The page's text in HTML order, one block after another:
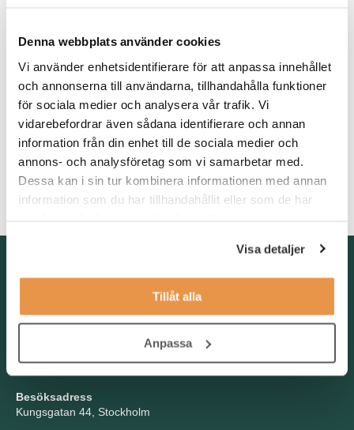
Denna webbplats använder cookies
Vi använder enhetsidentifierare för att anpassa innehållet
och annonserna till användarna, tillhandahålla funktioner
för sociala medier och analysera vår trafik. Vi
vidarebefordrar även sådana identifierare och annan
information från din enhet till de sociala medier och
annons- och analysföretag som vi samarbetar med.
Dessa kan i sin tur kombinera informationen med annan
information som du har tillhandahållit eller som de har
Visa detaljer
Tillåt alla
Anpassa
Våra förväntningar
Vi söker dig med erfarenhet av liknande tjänster, en
god administrativ förmåga och som är noggrann och metodisk i
För att lyckas i rollen ser vi att du har en stark servicekänsla
genom att göra det enkelt för människor runt omkring i
verksamheten.
Tel: 08-21 92 00
Välj dag och tid!
Besöksadress
Kungsgatan 44, Stockholm